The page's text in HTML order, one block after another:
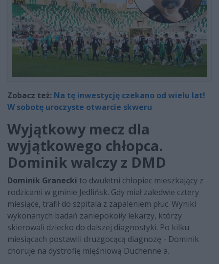
Zobacz też: Na tę inwestycję czekano od wielu lat!
W sobotę uroczyste otwarcie skweru
Wyjątkowy mecz dla
wyjątkowego chłopca.
Dominik walczy z DMD
Dominik Granecki to dwuletni chłopiec mieszkający z
rodzicami w gminie Jedlińsk. Gdy miał zaledwie cztery
miesiące, trafił do szpitala z zapaleniem płuc. Wyniki
wykonanych badań zaniepokoiły lekarzy, którzy
skierowali dziecko do dalszej diagnostyki. Po kilku
miesiącach postawili druzgocącą diagnozę - Dominik
choruje na dystrofię mięśniową Duchenne'a.